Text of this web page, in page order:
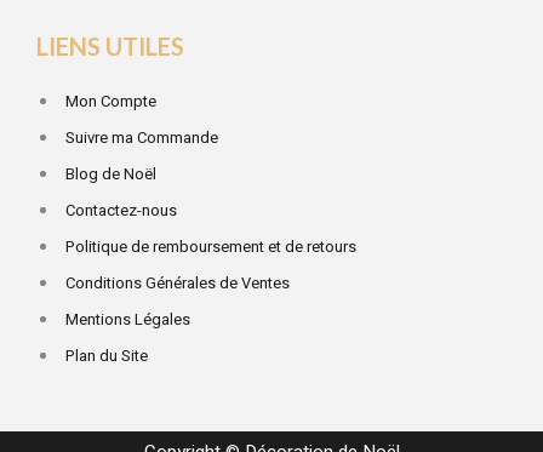
LIENS UTILES
Mon Compte
Suivre ma Commande
Blog de Noël
Contactez-nous
Politique de remboursement et de retours
Conditions Générales de Ventes
Mentions Légales
Plan du Site